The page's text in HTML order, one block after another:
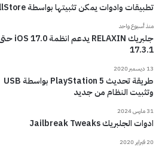
تطبيقات وادوات يمكن تثبيتها بواسطة TrollStore
منذ أسبوع واحد
17.3.1
13 ديسمبر 2020
طريقة تحديث PlayStation 5 بواسطة USB
وتثبيت النظام من جديد
31 مارس 2024
ادوات الجلبريك Jailbreak Tweaks
20 فبراير 2020